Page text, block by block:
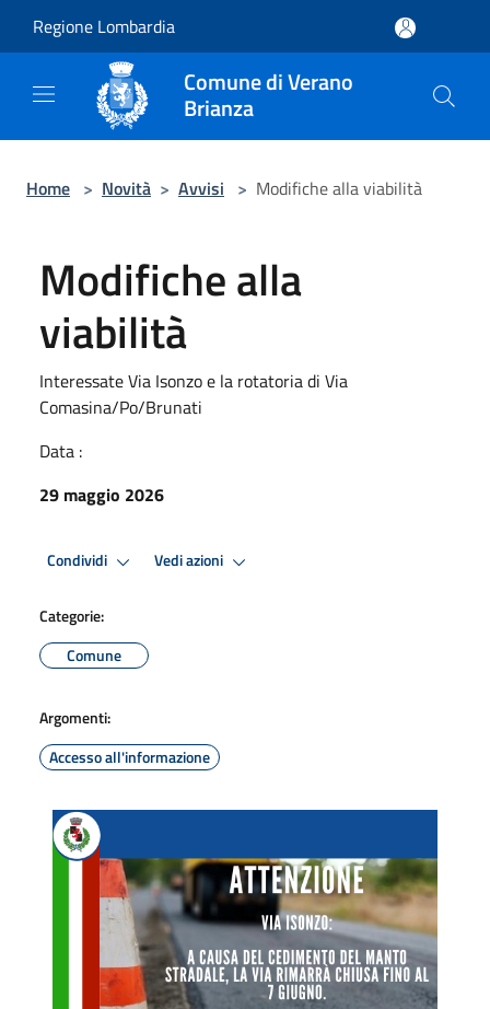
Regione Lombardia
Comune di Verano
Brianza
Home > Novità > Avvisi > Modifiche alla viabilità
Modifiche alla
viabilità
Interessate Via Isonzo e la rotatoria di Via
Comasina/Po/Brunati
Data :
29 maggio 2026
Condividi Vedi azioni
Categorie:
Comune
Argomenti:
Accesso all'informazione